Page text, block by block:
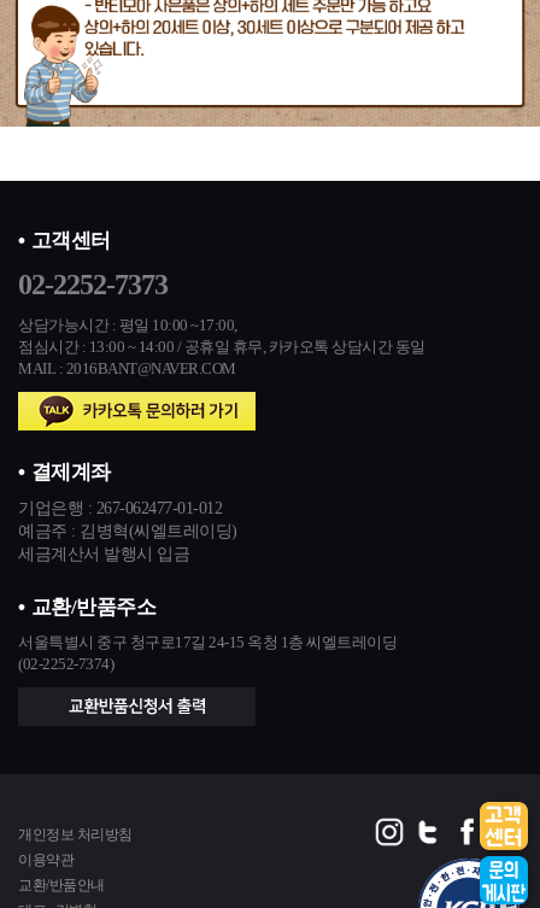
고객센터
02-2252-7373
상담가능시간 : 평일 10:00 ~17:00,
점심시간 : 13:00 ~ 14:00 / 공휴일 휴무, 카카오톡 상담시간 동일
MAIL : 2016BANT@NAVER.COM
결제계좌
기업은행 : 267-062477-01-012
예금주 : 김병혁(씨엘트레이딩)
세금계산서 발행시 입금
교환/반품주소
서울특별시 중구 청구로17길 24-15 옥청 1층 씨엘트레이딩
(02-2252-7374)
개인정보 처리방침
이용약관
교환/반품안내